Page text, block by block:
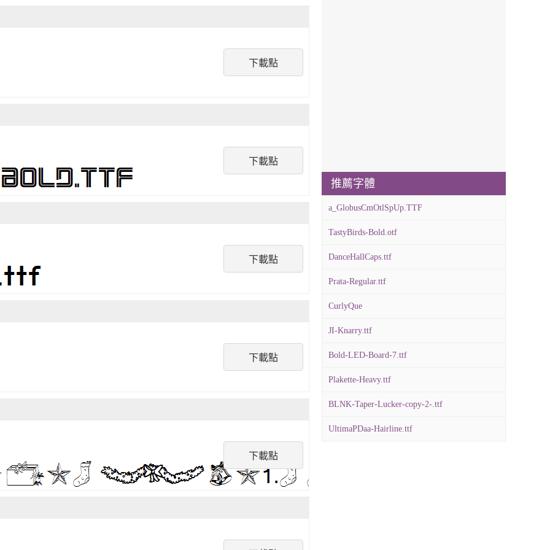
下載點
下載點
下載點
下載點
下載點
推薦字體
a_GlobusCmOtlSpUp.TTF
TastyBirds-Bold.otf
DanceHallCaps.ttf
Prata-Regular.ttf
CurlyQue
JI-Knarry.ttf
Bold-LED-Board-7.ttf
Plakette-Heavy.ttf
BLNK-Taper-Lucker-copy-2-.ttf
UltimaPDaa-Hairline.ttf